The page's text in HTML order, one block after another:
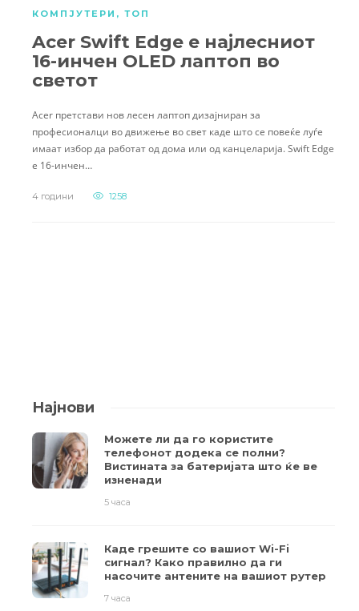
КОМПЈУТЕРИ , ТОП
Acer Swift Edge е најлесниот
16-инчен OLED лаптоп во
светот
Acer претстави нов лесен лаптоп дизајниран за
професионалци во движење во свет каде што се повеќе луѓе
имаат избор да работат од дома или од канцеларија. Swift Edge
е 16-инчен…
4 години 1258
Најнови
Можете ли да го користите
телефонот додека се полни?
Вистината за батеријата што ќе ве
изненади
5 часа
Каде грешите со вашиот Wi-Fi
сигнал? Како правилно да ги
насочите антените на вашиот рутер
7 часа